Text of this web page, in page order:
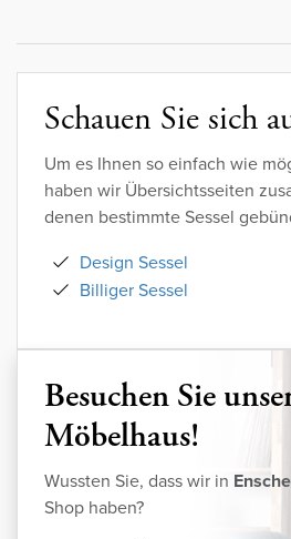
Schauen Sie sich
Um es Ihnen so einfach wie
haben wir Übersichtsseiten
denen bestimmte Sessel
Design Sessel
Billiger Sessel
Besuchen Sie
Möbelhaus!
Wussten Sie, dass wir in
Shop haben?